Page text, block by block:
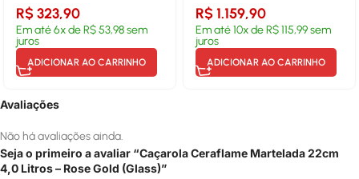
R$323,90
Em até6x deR$53,98sem
juros
ADICIONAR AO CARRINHO
R$1.159,90
Em até10x deR$115,99sem
juros
ADICIONAR AO CARRINHO
Avaliações
Não há avaliações ainda.
Seja o primeiro a avaliar “Caçarola Ceraflame Martelada 22cm
4,0 Litros – Rose Gold (Glass)”